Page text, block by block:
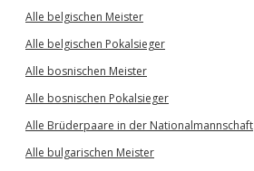
Alle belgischen Meister
Alle belgischen Pokalsieger
Alle bosnischen Meister
Alle bosnischen Pokalsieger
Alle Brüderpaare in der Nationalmannschaft
Alle bulgarischen Meister